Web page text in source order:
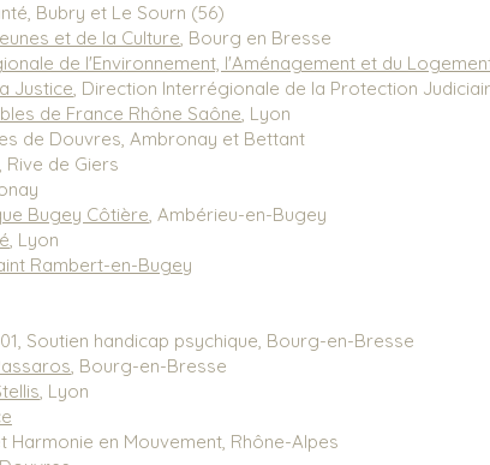
Bubry et Le Sourn (56)
et de la Culture, Bourg en Bresse
de l'Environnement, l'Aménagement et du
Justice, Direction Interrégionale de la Protection
de France Rhône Saône, Lyon
de Douvres, Ambronay et Bettant
Rive de Giers
Bugey Côtière, Ambérieu-en-Bugey
, Lyon
Rambert-en-Bugey
Soutien handicap psychique, Bourg-en-Bresse
, Bourg-en-Bresse
, Lyon
Harmonie en Mouvement, Rhône-Alpes